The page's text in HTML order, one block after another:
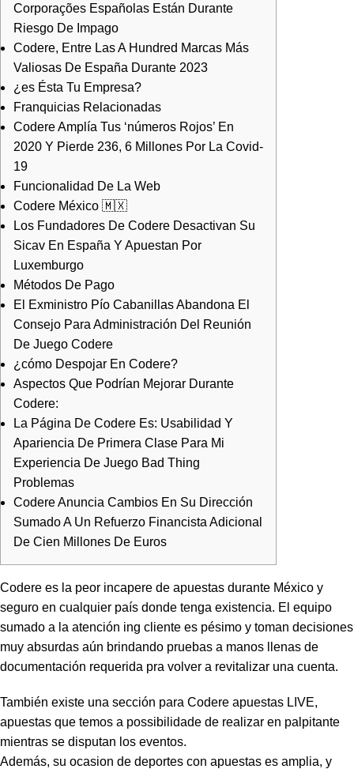
Corporações Españolas Están Durante
Riesgo De Impago
Codere, Entre Las A Hundred Marcas Más
Valiosas De España Durante 2023
¿es Ésta Tu Empresa?
Franquicias Relacionadas
Codere Amplía Tus ‘números Rojos’ En
2020 Y Pierde 236, 6 Millones Por La Covid-
19
Funcionalidad De La Web
Codere México 🇲🇽
Los Fundadores De Codere Desactivan Su
Sicav En España Y Apuestan Por
Luxemburgo
Métodos De Pago
El Exministro Pío Cabanillas Abandona El
Consejo Para Administración Del Reunión
De Juego Codere
¿cómo Despojar En Codere?
Aspectos Que Podrían Mejorar Durante
Codere:
La Página De Codere Es: Usabilidad Y
Apariencia De Primera Clase Para Mi
Experiencia De Juego Bad Thing
Problemas
Codere Anuncia Cambios En Su Dirección
Sumado A Un Refuerzo Financista Adicional
De Cien Millones De Euros
Codere es la peor incapere de apuestas durante México y
seguro en cualquier país donde tenga existencia. El equipo
sumado a la atención ing cliente es pésimo y toman decisiones
muy absurdas aún brindando pruebas a manos llenas de
documentación requerida pra volver a revitalizar una cuenta.
También existe una sección para Codere apuestas LIVE,
apuestas que temos a possibilidade de realizar en palpitante
mientras se disputan los eventos.
Además, su ocasion de deportes con apuestas es amplia, y